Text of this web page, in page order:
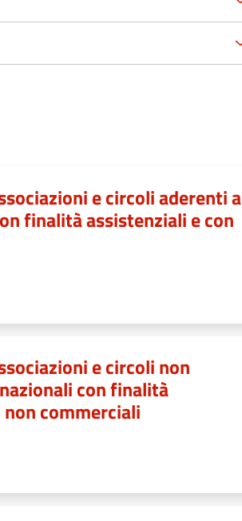
e circoli aderenti a
finalità assistenziali e con
e circoli non
con finalità
commerciali